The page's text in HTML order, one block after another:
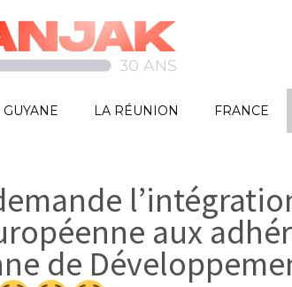
GUYANE LA RÉUNION FRANCE
aux
de